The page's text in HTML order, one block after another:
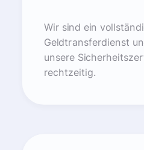
Wir sind ein
Geldtransferdienst
unsere
rechtzeitig.